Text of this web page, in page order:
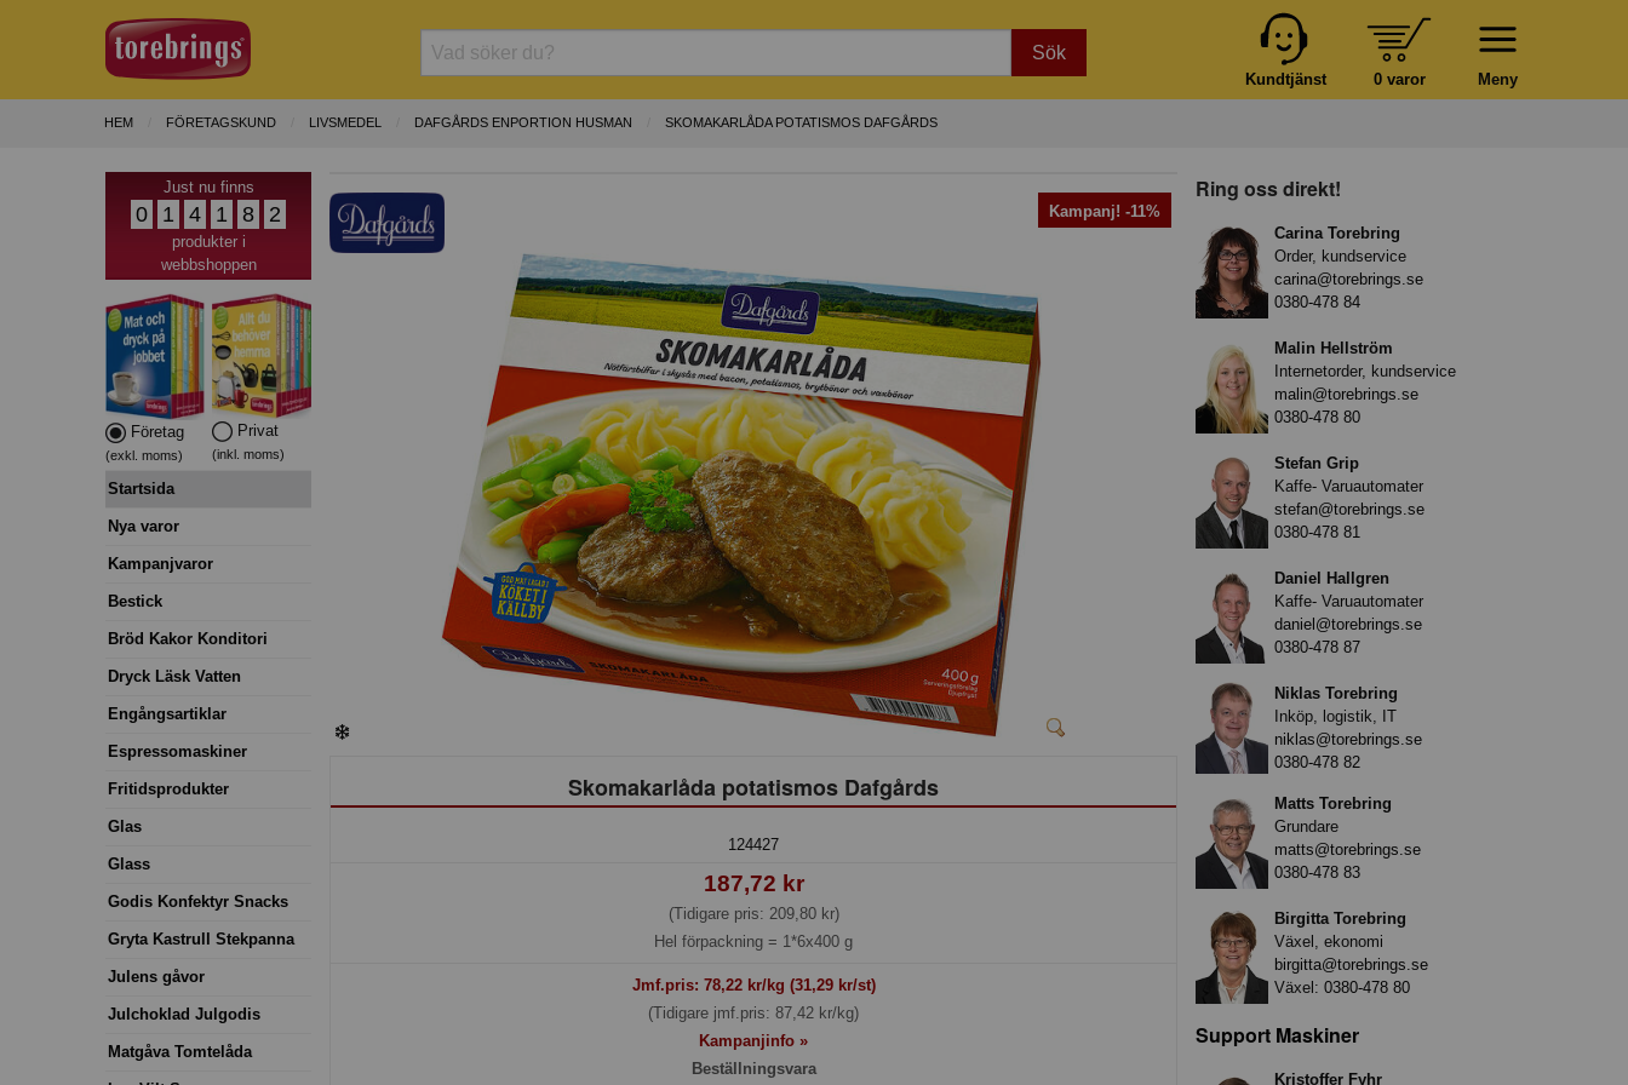
Sök
Meny
0 varor
Kundtjänst
HEM FÖRETAGSKUND LIVSMEDEL DAFGÅRDS ENPORTION HUSMAN SKOMAKARLÅDA POTATISMOS DAFGÅRDS
Just nu finns
0 1 4 1 8 2
produkter i
webbshoppen
Företag
(exkl. moms)
Privat
(inkl. moms)
Startsida
Nya varor
Kampanjvaror
Bestick
Bröd Kakor Konditori
Dryck Läsk Vatten
Engångsartiklar
Espressomaskiner
Fritidsprodukter
Glas
Glass
Godis Konfektyr Snacks
Gryta Kastrull Stekpanna
Julens gåvor
Julchoklad Julgodis
Matgåva Tomtelåda
Kampanj! -11%
Skomakarlåda potatismos Dafgårds
124427
187,72 kr
(Tidigare pris: 209,80 kr)
Hel förpackning = 1*6x400 g
Jmf.pris: 78,22kr/kg (31,29 kr/st)
(Tidigare jmf.pris: 87,42 kr/kg)
Kampanjinfo »
Beställningsvara
Ring oss direkt!
Carina Torebring
Order, kundservice
carina@torebrings.se
0380-478 84
Malin Hellström
Internetorder, kundservice
malin@torebrings.se
0380-478 80
Stefan Grip
Kaffe- Varuautomater
stefan@torebrings.se
0380-478 81
Daniel Hallgren
Kaffe- Varuautomater
daniel@torebrings.se
0380-478 87
Niklas Torebring
Inköp, logistik, IT
niklas@torebrings.se
0380-478 82
Matts Torebring
Grundare
matts@torebrings.se
0380-478 83
Birgitta Torebring
Växel, ekonomi
birgitta@torebrings.se
Växel: 0380-478 80
Support Maskiner
Kristoffer Fyhr